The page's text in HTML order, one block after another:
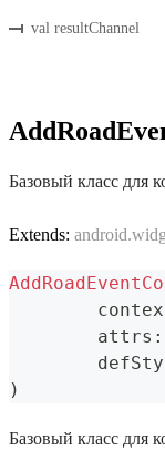
val resultChannel
Базовый класс для
Extends:
	attrs
:
)
Базовый класс для